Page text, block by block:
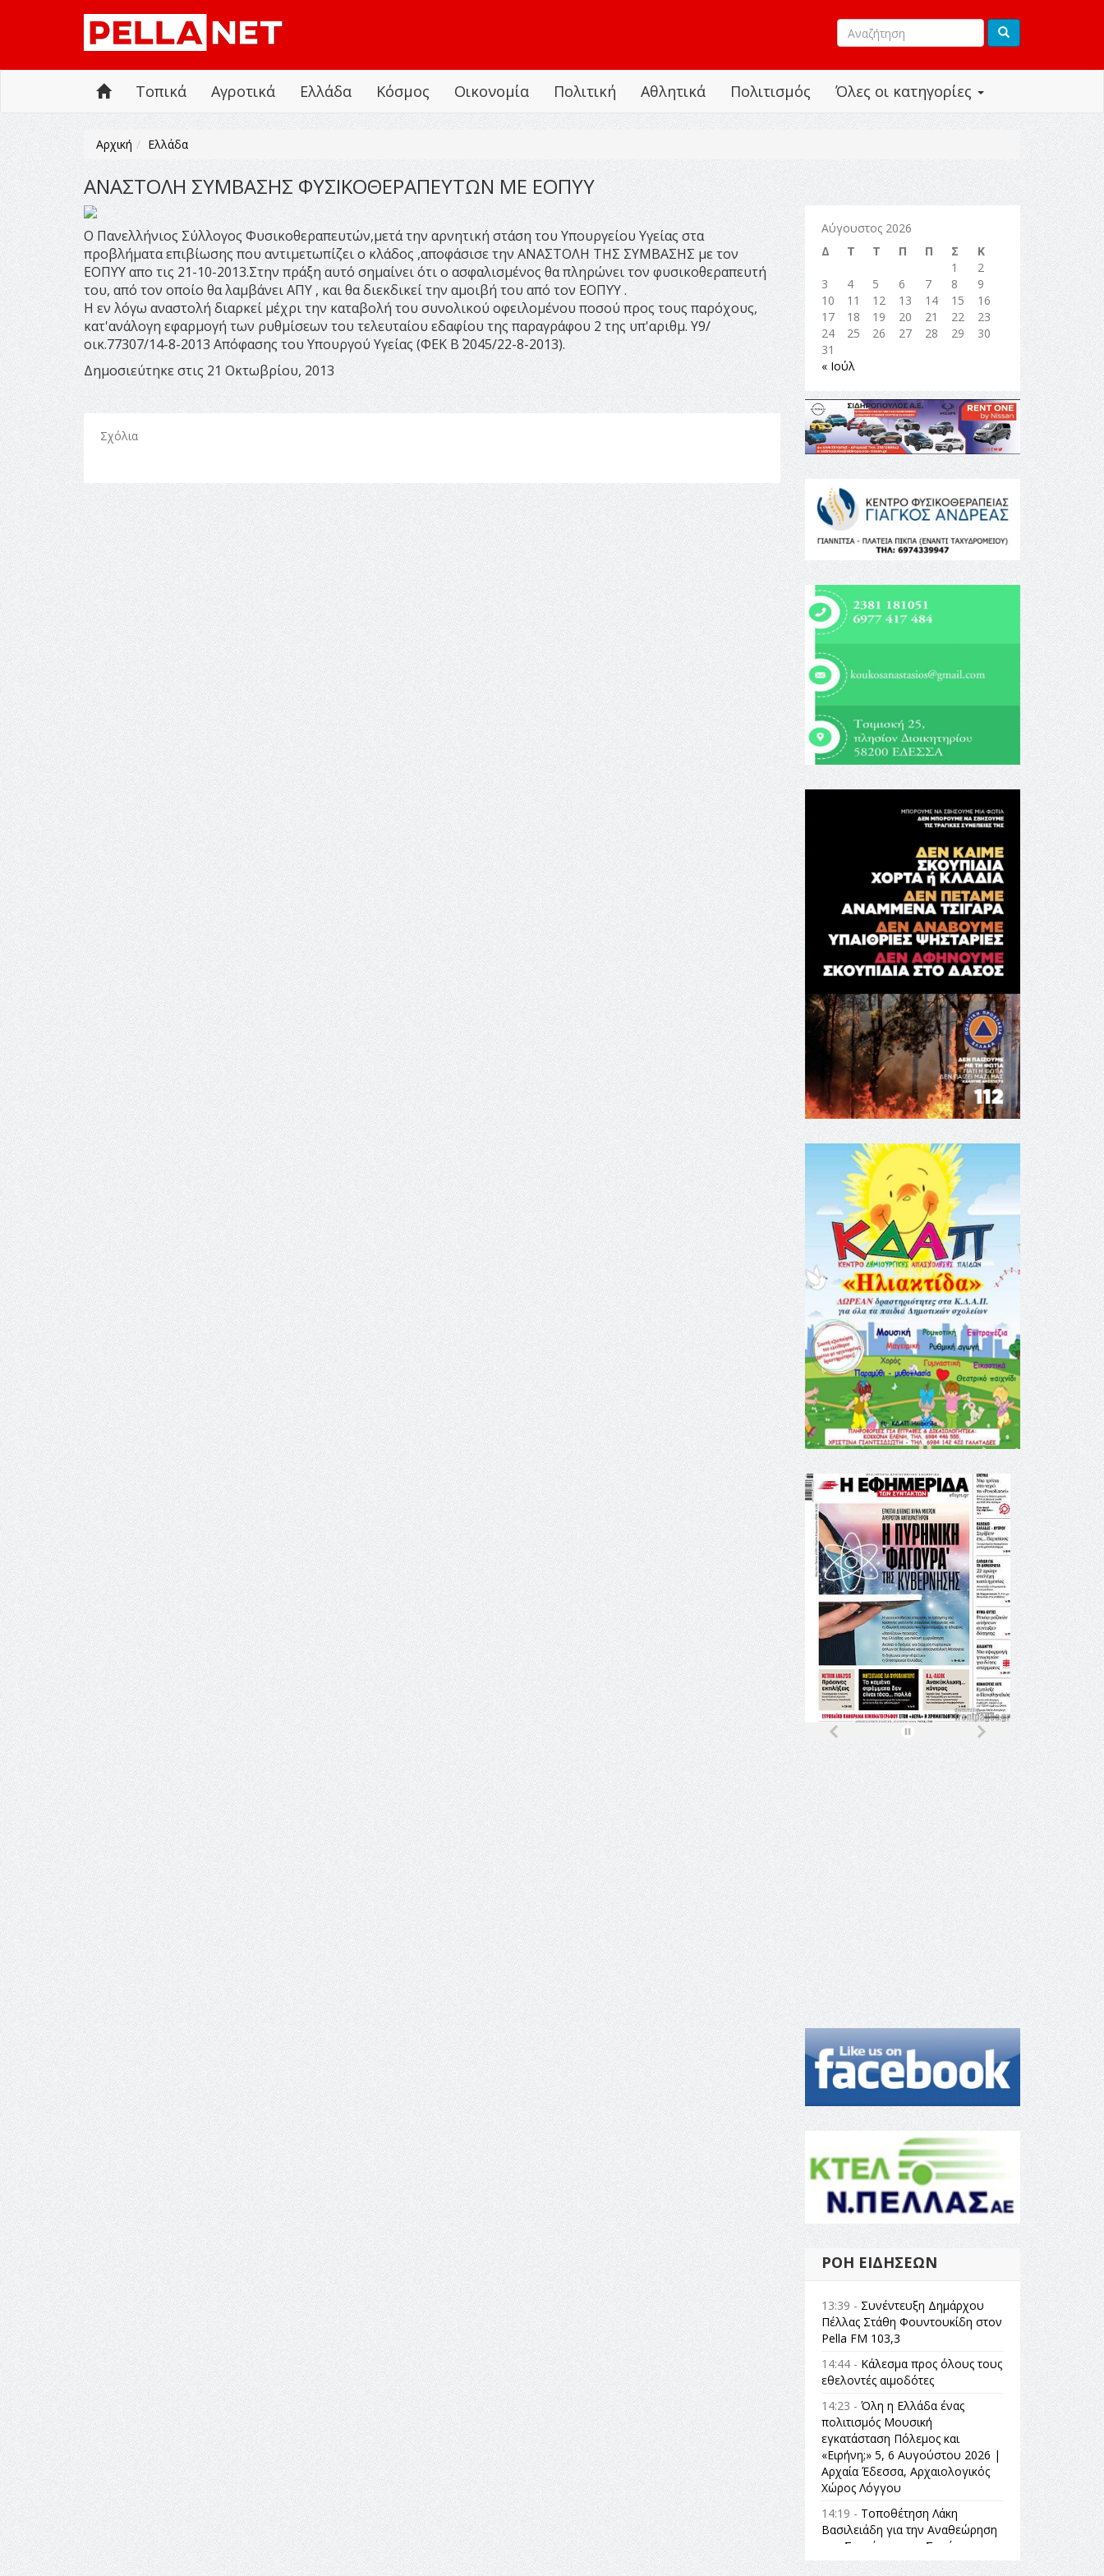
Όλες οι κατηγορίες
Τοπικά Αγροτικά Ελλάδα Κόσμος Οικονομία Πολιτική Αθλητικά Πολιτισμός
Αρχική Ελλάδα
ΑΝΑΣΤΟΛΗ ΣΥΜΒΑΣΗΣ ΦΥΣΙΚΟΘΕΡΑΠΕΥΤΩΝ ΜΕ ΕΟΠΥΥ
Ο Πανελλήνιος Σύλλογος Φυσικοθεραπευτών,μετά την αρνητική στάση του Υπουργείου Υγείας στα
προβλήματα επιβίωσης που αντιμετωπίζει ο κλάδος ,αποφάσισε την ΑΝΑΣΤΟΛΗ ΤΗΣ ΣΥΜΒΑΣΗΣ με τον
ΕΟΠΥΥ απο τις 21-10-2013.Στην πράξη αυτό σημαίνει ότι ο ασφαλισμένος θα πληρώνει τον φυσικοθεραπευτή
του, από τον οποίο θα λαμβάνει ΑΠΥ , και θα διεκδικεί την αμοιβή του από τον ΕΟΠΥΥ .
Η εν λόγω αναστολή διαρκεί μέχρι την καταβολή του συνολικού οφειλομένου ποσού προς τους παρόχους,
κατ'ανάλογη εφαρμογή των ρυθμίσεων του τελευταίου εδαφίου της παραγράφου 2 της υπ'αριθμ. Υ9/
οικ.77307/14-8-2013 Απόφασης του Υπουργού Υγείας (ΦΕΚ Β΄ 2045/22-8-2013).
Δημοσιεύτηκε στις 21 Οκτωβρίου, 2013
Σχόλια
Αύγουστος 2026
Δ
Τ Τ Π Π Σ
Κ
1
2
3
4 5 6 7 8
9
10
11 12 13 14 15
16
17
18 19 20 21 22
23
24
25 26 27 28 29
30
31
« Ιούλ
ΡΟΉ ΕΙΔΉΣΕΩΝ
13:39 - Συνέντευξη Δημάρχου
Πέλλας Στάθη Φουντουκίδη στον
Pella FM 103,3
14:44 - Κάλεσμα προς όλους τους
εθελοντές αιμοδότες
14:23 - Όλη η Ελλάδα ένας
πολιτισμός Μουσική
εγκατάσταση Πόλεμος και
«Ειρήνη;» 5, 6 Αυγούστου 2026 |
Αρχαία Έδεσσα, Αρχαιολογικός
Χώρος Λόγγου
14:19 - Τοποθέτηση Λάκη
Βασιλειάδη για την Αναθεώρηση
του Συντάγματος: «Σε τέτοιες
κορυφαίες θεσμικές διαδικασίες